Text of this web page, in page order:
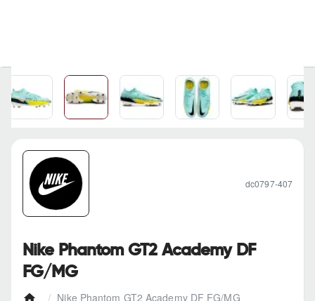
Nike Phantom GT2 Academy DF FG/MG
Nike Phantom GT2 Academy DF
FG/MG
dc0797-407